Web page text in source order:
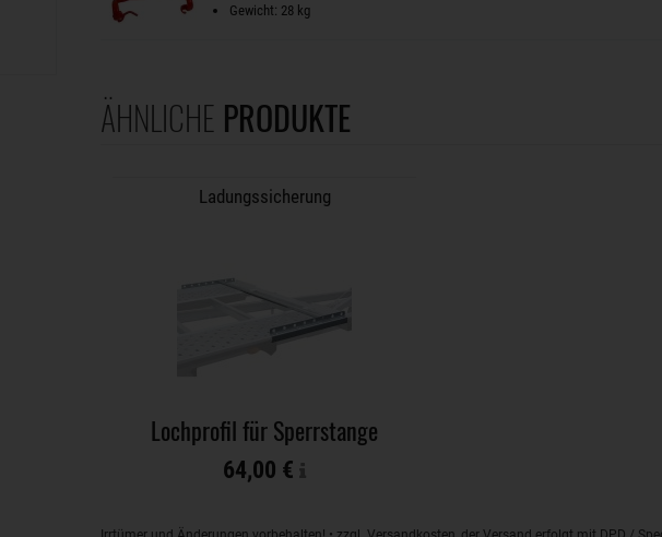
Gewicht: 28 kg
ÄHNLICHE PRODUKTE
Ladungssicherung
Lochprofil für Sperrstange
64,00 €